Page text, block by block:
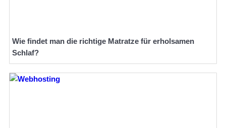
Wie findet man die richtige Matratze für erholsamen
Schlaf?